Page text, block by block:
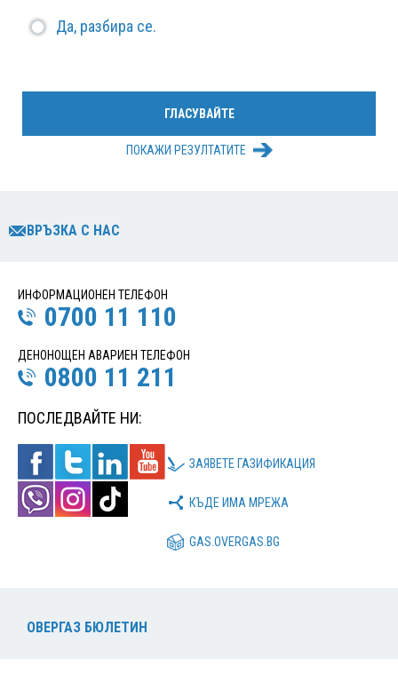
Да, разбира се.
ПОКАЖИ РЕЗУЛТАТИТЕ
ВРЪЗКА С НАС
ИНФОРМАЦИОНЕН ТЕЛЕФОН
0700 11 110
ДЕНОНОЩЕН АВАРИЕН ТЕЛЕФОН
0800 11 211
ПОСЛЕДВАЙТЕ НИ:
ЗАЯВЕТЕ ГАЗИФИКАЦИЯ
КЪДЕ ИМА МРЕЖА
GAS.OVERGAS.BG
ОВЕРГАЗ БЮЛЕТИН